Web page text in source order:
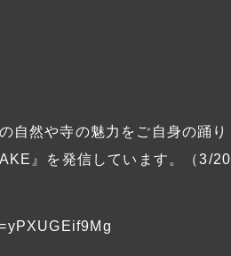
自然や寺の魅力をご自身の踊り
』を発信しています。（3/20